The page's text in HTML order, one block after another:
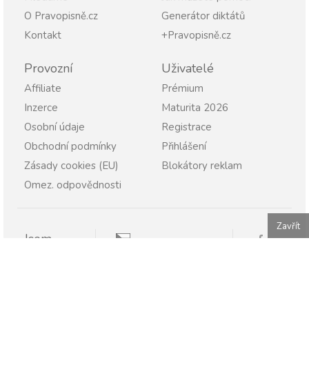
O Pravopisně.cz
Kontakt
Generátor diktátů
+Pravopisně.cz
Provozní
Affiliate
Inzerce
Osobní údaje
Obchodní podmínky
Zásady cookies (EU)
Omez. odpovědnosti
Uživatelé
Prémium
Maturita 2026
Registrace
Přihlášení
Blokátory reklam
Jsem
Zavřít